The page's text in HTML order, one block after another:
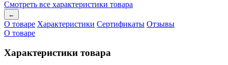
Смотреть все характеристики товара
←
О товаре Характеристики Сертификаты Отзывы
О товаре
Характеристики товара